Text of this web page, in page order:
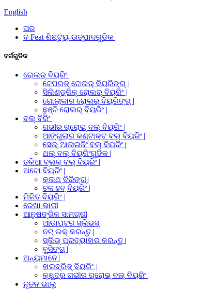
English
ଘର
ବ Feat ଶିଷ୍ଟ୍ୟ-ଉତ୍ପାଦଗୁଡିକ |
ବର୍ଗଗୁଡିକ
ରୋଲର୍ ବିୟରିଂ |
ଟେପରଡ୍ ରୋଲର୍ ବିୟରିଙ୍ଗ୍ |
ସିଲିଣ୍ଡ୍ରିକ୍ ରୋଲର୍ ବିୟରିଂ |
ଗୋଲାକାର ରୋଲର୍ ବିୟରିଙ୍ଗ୍ |
ଛୁଞ୍ଚି ରୋଲର୍ ବିୟରିଂ |
ବଲ୍ ବିରିଂ |
ଗଭୀର ଗ୍ରୋଭ୍ ବଲ୍ ବିୟରିଂ |
ଆଙ୍ଗୁଲାର କଣ୍ଟାକ୍ଟ ବଲ୍ ବିୟରିଂ |
ସେଲ୍ ଆଲାଇଜିଂ ବଲ୍ ବିୟରିଂ |
ଥଲ୍ ବଲ୍ ବିୟରିଂଗୁଡିକ |
ତକିଆ ବ୍ଲକ୍ ବଲ୍ ବିୟରିଂ |
ଅଟୋ ବିୟରିଂ |
କ୍ଲଥ୍ ବିରିଙ୍ଗ୍ |
ଚକ ହବ୍ ବିୟରିଂ |
ମିଳିତ ବିୟରିଂ |
ରେଖା ଭାରୀ
ଆନୁଷଙ୍ଗିକ ସାମଗ୍ରୀ
ଆଡାପ୍ଟର ସ୍ଲିଭସ୍ |
ନଟ୍ ଲକ୍ କରନ୍ତୁ |
ସ୍ଲିଭ୍ ପ୍ରତ୍ୟାହାର କରନ୍ତୁ |
ବୁସିଙ୍ଗ୍ |
ଅନ୍ୟମାନେ |
ହାଇବ୍ରିଡ୍ ବିୟରିଂ |
କ୍ଷୁଦ୍ର ଗଭୀର ଗ୍ରୋଭ୍ ବଲ୍ ବିୟରିଂ |
ନୂତନ ଭାଲୁ